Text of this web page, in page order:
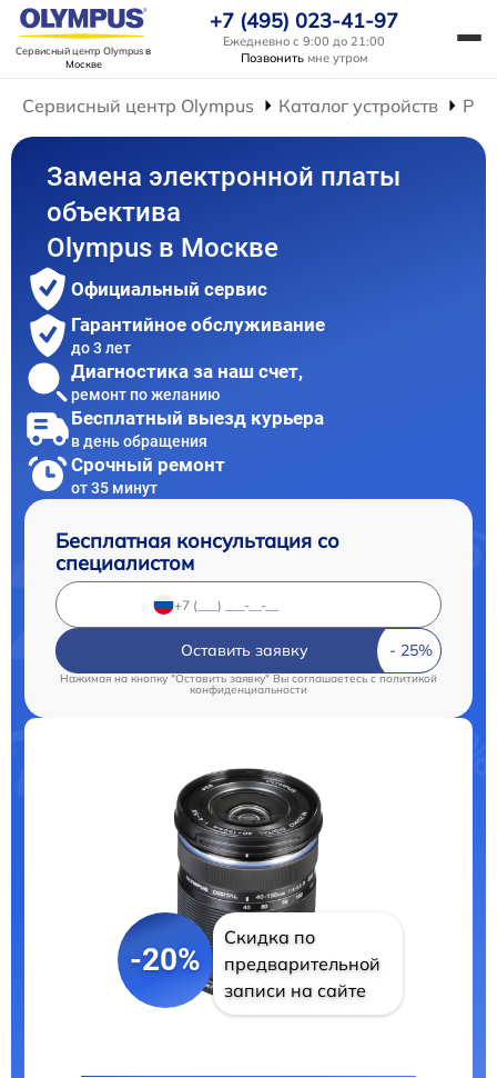
Сервисный центр Olympusв
Москве
+7 (495) 023-41-97
Ежедневно с 9:00 до 21:00
Позвонить мне утром
Сервисный центр Olympus Каталог устройств
Замена электронной платы
объектива
Olympus в Москве
Официальный сервис
Гарантийное обслуживание
до 3 лет
Диагностика за наш счет,
ремонт по желанию
Бесплатный выезд курьера
в день обращения
Срочный ремонт
от 35 минут
Бесплатная консультация со
специалистом
Оставить заявку
Нажимая на кнопку "Оставить заявку" Вы соглашаетесь c политикой
конфиденциальности
-20%
Скидка по
предварительной
записи на сайте